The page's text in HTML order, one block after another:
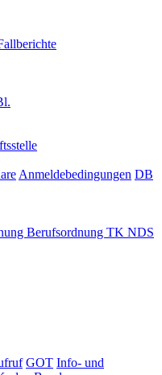
Anmeldebedingungen DB
Berufsordnung TK NDS
GOT Info- und